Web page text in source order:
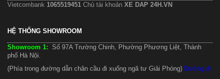
Vietcombank 1065519451 Chủ tài khoản XE DAP 24H.VN
HỆ THỐNG SHOWROOM
Showroom 1: Số 97A Trường Chinh, Phường Phương Liệt, Thành
phố Hà Nội.
(Phía trong đường dẫn chân cầu đi xuống ngã tư Giải Phóng) Đường đi